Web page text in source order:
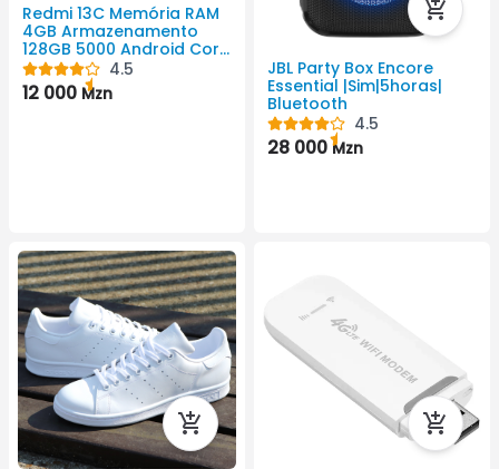
Redmi 13C Memória RAM
4GB Armazenamento
128GB 5000 Android Cor
Preto 720 X 1600 Pixel
4.5
12 000 Mzn
JBL Party Box Encore
Essential |Sim|5horas|
Bluetooth
4.5
28 000Mzn